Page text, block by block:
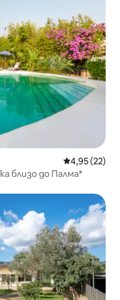
Средна
4,95 (22)
близо до Палма*